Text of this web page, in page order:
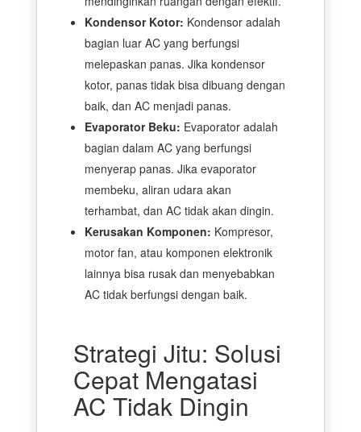
Kondensor Kotor: Kondensor adalah
bagian luar AC yang berfungsi
melepaskan panas. Jika kondensor
kotor, panas tidak bisa dibuang dengan
baik, dan AC menjadi panas.
Evaporator Beku: Evaporator adalah
bagian dalam AC yang berfungsi
menyerap panas. Jika evaporator
membeku, aliran udara akan
terhambat, dan AC tidak akan dingin.
Kerusakan Komponen: Kompresor,
motor fan, atau komponen elektronik
lainnya bisa rusak dan menyebabkan
AC tidak berfungsi dengan baik.
Strategi Jitu: Solusi
Cepat Mengatasi
AC Tidak Dingin